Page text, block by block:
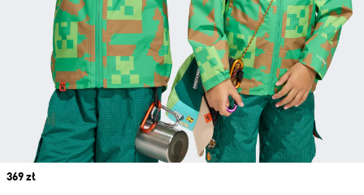
Price
369 zł